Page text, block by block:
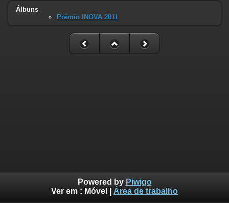
Álbuns
Prêmio INOVA 2011
Powered by Piwigo
Ver em : Móvel Área de trabalho